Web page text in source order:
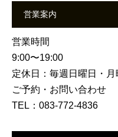
営業案内
営業時間
9:00〜19:00
定休日：毎週日曜日・月
ご予約・お問い合わせ
TEL：083-772-4836